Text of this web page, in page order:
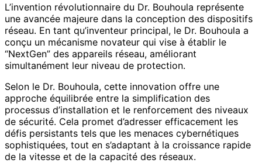
L’invention révolutionnaire du Dr. Bouhoula représente
une avancée majeure dans la conception des dispositifs
réseau. En tant qu’inventeur principal, le Dr. Bouhoula a
conçu un mécanisme novateur qui vise à établir le
“NextGen” des appareils réseau, améliorant
simultanément leur niveau de protection.
Selon le Dr. Bouhoula, cette innovation offre une
approche équilibrée entre la simplification des
processus d’installation et le renforcement des niveaux
de sécurité. Cela promet d’adresser efficacement les
défis persistants tels que les menaces cybernétiques
sophistiquées, tout en s’adaptant à la croissance rapide
de la vitesse et de la capacité des réseaux.